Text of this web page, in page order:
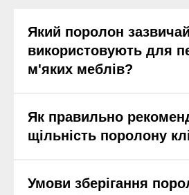
Який поролон зазвичай
використовують для
м'яких меблів?
Як правильно
щільність поролону
Умови зберігання